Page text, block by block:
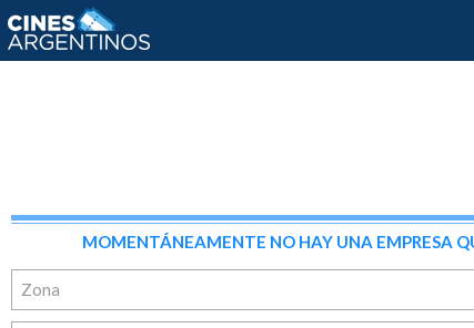
MOMENTÁNEAMENTE NO HAY UNA EMPRESA
Zona